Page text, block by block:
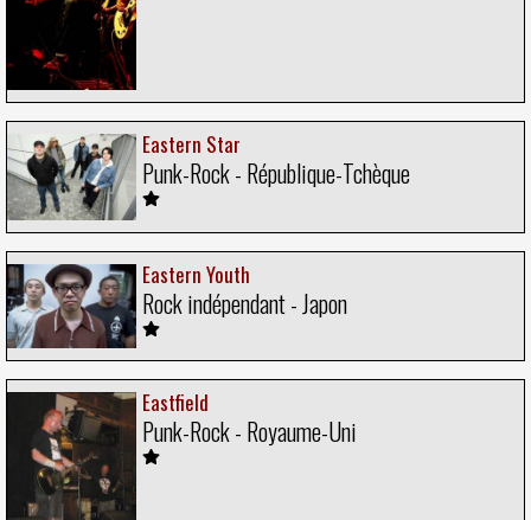
Eastern Star
Punk-Rock - République-Tchèque
Eastern Youth
Rock indépendant - Japon
Eastfield
Punk-Rock - Royaume-Uni